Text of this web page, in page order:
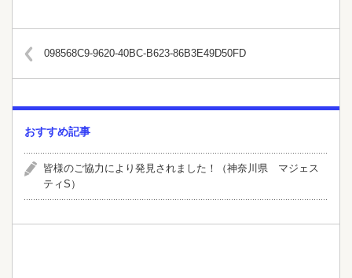
098568C9-9620-40BC-B623-86B3E49D50FD
おすすめ記事
皆様のご協力により発見されました！（神奈川県 マジェス
ティS）